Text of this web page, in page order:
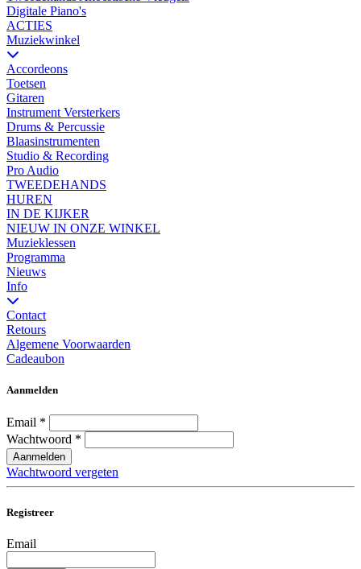
Digitale Piano's
ACTIES
Muziekwinkel
Accordeons
Toetsen
Gitaren
Instrument Versterkers
Drums & Percussie
Blaasinstrumenten
Studio & Recording
Pro Audio
TWEEDEHANDS
HUREN
IN DE KIJKER
NIEUW IN ONZE WINKEL
Muzieklessen
Programma
Nieuws
Info
Contact
Retours
Algemene Voorwaarden
Cadeaubon
Aanmelden
Email *
Wachtwoord *
Aanmelden
Wachtwoord vergeten
Registreer
Email